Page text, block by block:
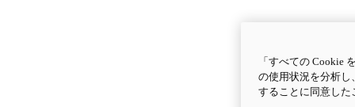
「すべての Cookie
の使用状況を分析し
することに同意し